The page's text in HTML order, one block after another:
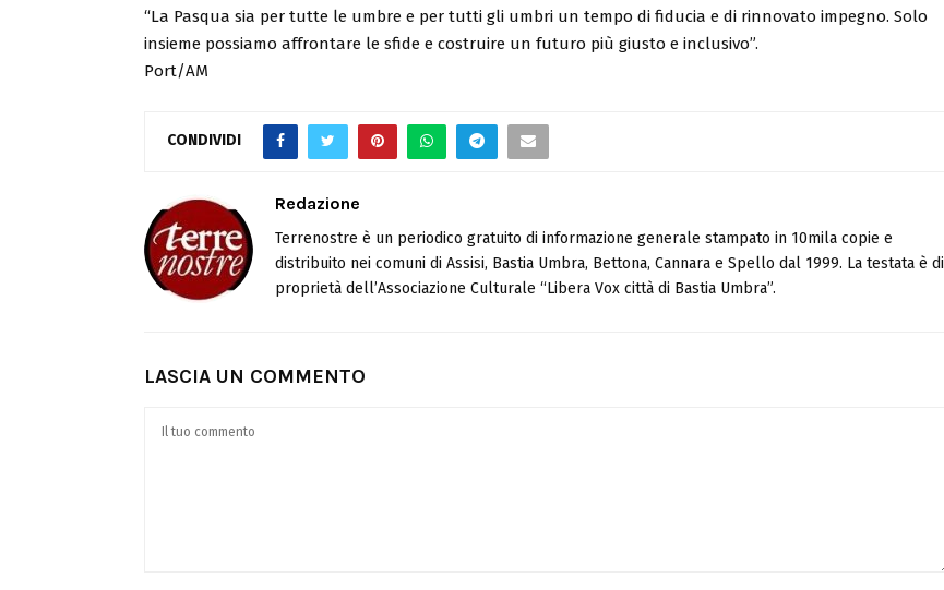
“La Pasqua sia per tutte le umbre e per tutti gli umbri un tempo di fiducia e di rinnovato impegno. Solo
insieme possiamo affrontare le sfide e costruire un futuro più giusto e inclusivo”.
Port/AM
CONDIVIDI
Redazione
Terrenostre è un periodico gratuito di informazione generale stampato in 10mila copie e
distribuito nei comuni di Assisi, Bastia Umbra, Bettona, Cannara e Spello dal 1999. La testata è di
proprietà dell’Associazione Culturale “Libera Vox città di Bastia Umbra”.
LASCIA UN COMMENTO